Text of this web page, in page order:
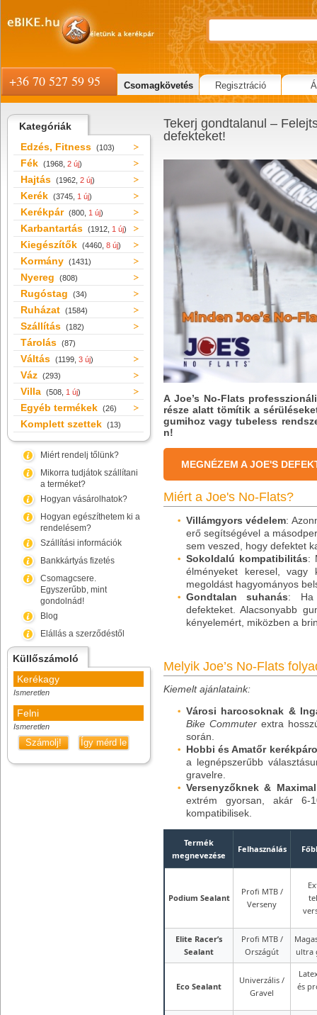
Kategóriák
Edzés, Fitness (103)
Fék (1968, 2 új)
Hajtás (1962, 2 új)
Kerék (3745, 1 új)
Kerékpár (800, 1 új)
Karbantartás (1912, 1 új)
Kiegészítők (4460, 8 új)
Kormány (1431)
Nyereg (808)
Rugóstag (34)
Ruházat (1584)
Szállítás (182)
Tárolás (87)
Váltás (1199, 3 új)
Váz (293)
Villa (508, 1 új)
Egyéb termékek (26)
Komplett szettek (13)
Miért rendelj tőlünk?
Mikorra tudjátok szállítani
a terméket?
Hogyan vásárolhatok?
Hogyan egészíthetem ki a
rendelésem?
Szállítási információk
Bankkártyás fizetés
Csomagcsere.
Egyszerűbb, mint
gondolnád!
Blog
Elállás a szerződéstől
Küllőszámoló
Kerékagy
Ismeretlen
Felni
Ismeretlen
Számolj! Így mérd le
Tekerj gondtalanul –
defekteket!
A Joe’s No-Flats
része alatt tömítik a
gumihoz vagy tubeless
n!
MEGNÉZEM A JOE'S
Miért a Joe's No-Flats?
Villámgyors védelem:
erő segítségével a
sem veszed, hogy defektet
Sokoldalú kompatibilitás:
élményeket keresel, vagy
megoldást hagyományos
Gondtalan suhanás: Ha
defekteket. Alacsonyabb
kényelemért, miközben a
Melyik Joe’s No-Flats
Kiemelt ajánlataink:
Városi harcosoknak &
Bike Commuter extra
során.
Hobbi és Amatőr
a legnépszerűbb
gravelre.
Versenyzőknek &
extrém gyorsan, akár 6-
kompatibilisek.
Termék
megnevezése
Felhasználás
Podium Sealant
Profi MTB /
Verseny
Elite Racer’s
Sealant
Profi MTB /
Országút
ultra
Eco Sealant
Univerzális /
Gravel
és
+36 70 527 59 95 Csomagkövetés Regisztráció